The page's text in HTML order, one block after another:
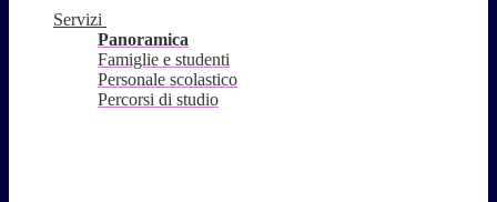
Servizi
Panoramica
Famiglie e studenti
Personale scolastico
Percorsi di studio